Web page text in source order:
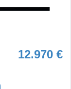
12.970 €